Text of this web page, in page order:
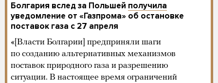
Болгария вслед за Польшей получила
уведомление от «Газпрома» об остановке
поставок газа с 27 апреля
«[Власти Болгарии] предприняли шаги
по созданию альтернативных механизмов
поставок природного газа и разрешению
ситуации. В настоящее время ограничений